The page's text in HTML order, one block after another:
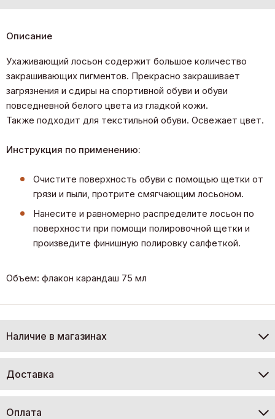
Описание
Ухаживающий лосьон содержит большое количество
закрашивающих пигментов. Прекрасно закрашивает
загрязнения и сдиры на спортивной обуви и обуви
повседневной белого цвета из гладкой кожи.
Также подходит для текстильной обуви. Освежает цвет.
Инструкция по применению:
Очистите поверхность обуви с помощью щетки от
грязи и пыли, протрите смягчающим лосьоном.
Нанесите и равномерно распределите лосьон по
поверхности при помощи полировочной щетки и
произведите финишную полировку салфеткой.
Объем: флакон карандаш 75 мл
Наличие в магазинах
Доставка
Оплата